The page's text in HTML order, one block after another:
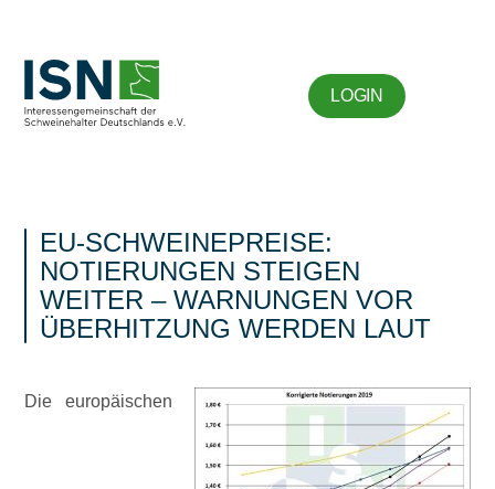
LOGIN
EU-SCHWEINEPREISE:
NOTIERUNGEN STEIGEN
WEITER – WARNUNGEN VOR
ÜBERHITZUNG WERDEN LAUT
Die europäischen